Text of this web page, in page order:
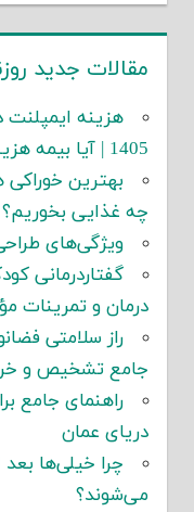
مقالات جدید
هزینه ایمپلنت
1405 | آیا بیمه هزینه ایمپلنت را می‌دهد؟
بهترین خوراکی
چه غذایی بخوریم؟
ویژگی‌های
گفتاردرمانی
درمان و تمرینات
راز سلامتی
جامع تشخیص و
راهنمای جامع
دریای عمان
چرا خیلی‌ها بعد
می‌شوند؟